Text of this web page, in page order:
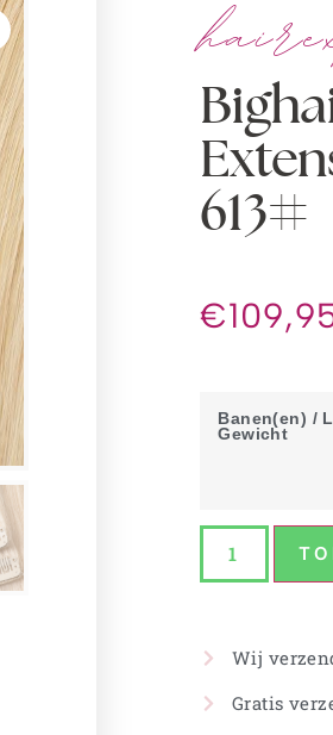
613#
€
Banen(en) /
Gewicht
Wij
Gratis